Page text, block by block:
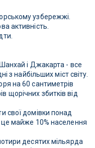
узбережжі.
активність.
і Джакарта - все
з найбільших міст світу.
на 60 сантиметрів
щорічних збитків від
свої домівки понад
це майже 10% населення
десятих мільярда